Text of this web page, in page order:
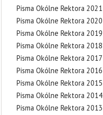
Pisma Okólne Rektora 2021
Pisma Okólne Rektora 2020
Pisma Okólne Rektora 2019
Pisma Okólne Rektora 2018
Pisma Okólne Rektora 2017
Pisma Okólne Rektora 2016
Pisma Okólne Rektora 2015
Pisma Okólne Rektora 2014
Pisma Okólne Rektora 2013